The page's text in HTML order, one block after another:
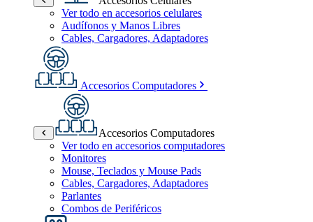
Ver todo en accesorios celulares
Audífonos y Manos Libres
Cables, Cargadores, Adaptadores
Accesorios Computadores
Accesorios Computadores
Ver todo en accesorios computadores
Monitores
Mouse, Teclados y Mouse Pads
Cables, Cargadores, Adaptadores
Parlantes
Combos de Periféricos